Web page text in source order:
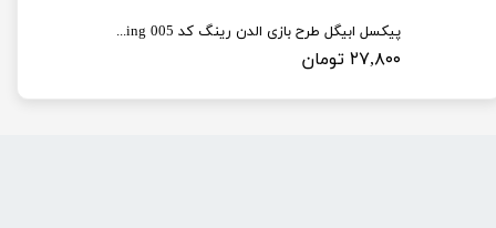
پیکسل ابیگل طرح بازی الدن رینگ کد elden ring 005
۲۷,۸۰۰ تومان